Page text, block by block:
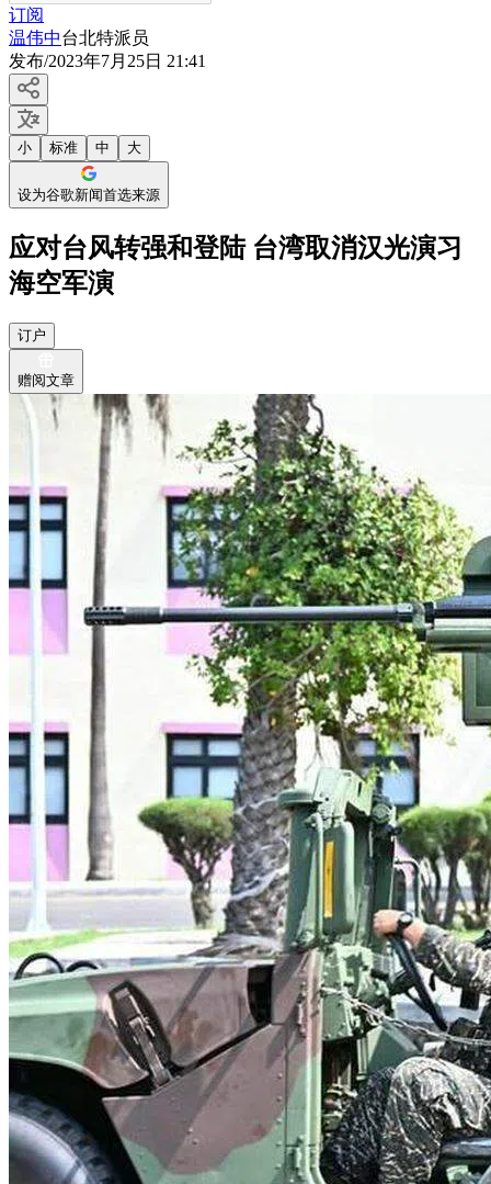
订阅
温伟中台北特派员
发布/2023年7月25日 21:41
小 标准 中 大
设为谷歌新闻首选来源
应对台风转强和登陆 台湾取消汉光演习
海空军演
订户
赠阅文章